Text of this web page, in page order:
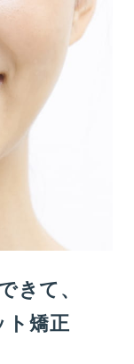
きて、
ト矯正